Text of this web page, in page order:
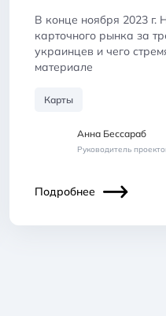
В конце ноября 2023 г.
карточного рынка за
украинцев и чего
материале
Карты
Анна Бессараб
Руководитель
Подробнее